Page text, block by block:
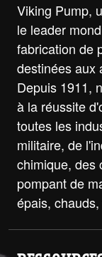
Viking Pump,
le leader
fabrication de
destinées aux
Depuis 1911,
à la réussite
toutes les
militaire, de
chimique, des
pompant de
épais,